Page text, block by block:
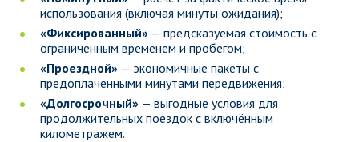
использования (включая минуты ожидания);
«Фиксированный» — предсказуемая стоимость с
ограниченным временем и пробегом;
«Проездной» — экономичные пакеты с
предоплаченными минутами передвижения;
«Долгосрочный» — выгодные условия для
продолжительных поездок с включённым
километражем.